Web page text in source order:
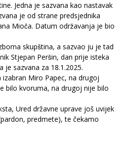
Jedna je sazvana kao nastavak
je od strane predsjednika
Mioča. Datum održavanja je bio
skupština, a sazvao ju je tad
Stjepan Peršin, dan prije isteka
je sazvana za 18.1.2025.
Miro Papec, na drugoj
bilo kvoruma, na drugoj nije bilo
Ured državne uprave još uvijek
predmete), te čekamo